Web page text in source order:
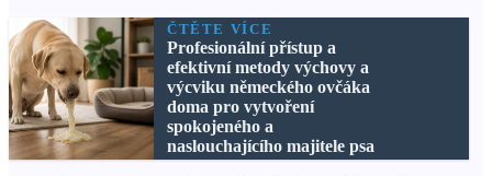
ČTĚTE VÍCE
Profesionální přístup a
efektivní metody výchovy a
výcviku německého ovčáka
doma pro vytvoření
spokojeného a
naslouchajícího majitele psa